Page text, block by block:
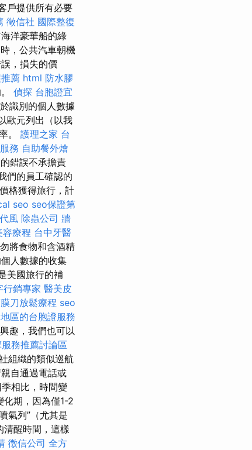
戶提供所有必要
徵信社 國際整復
洋豪華船的綠
，公共汽車朝機
，損失的價
薦 html 防水膠
偵探 台胞證宜
識別的個人數據
歐元列出（以我
。 護理之家 台
務 自助餐外燴
錯誤不承擔責
們的員工確認的
格獲得旅行，計
seo seo保證第
風 除蟲公司 牆
容療程 台中牙醫
將食物和含酒精
人數據的收集
美國旅行的補
行銷專家 醫美皮
刀放鬆療程 seo
區的台胞證服務
趣，我們也可以
務推薦討論區
組織的類似巡航
自通過電話或
相比，時間變
化期，因為僅1-2
氣列”（尤其是
清醒時間，這樣
徵信公司 全方